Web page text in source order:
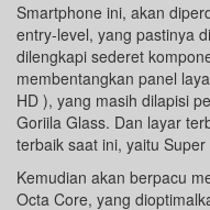
Smartphone ini, akan
entry-level, yang pastinya
dilengkapi sederet
membentangkan panel
HD ), yang masih dilapisi
Goriila Glass. Dan layar
terbaik saat ini, yaitu Super
Kemudian akan berpacu
Octa Core, yang